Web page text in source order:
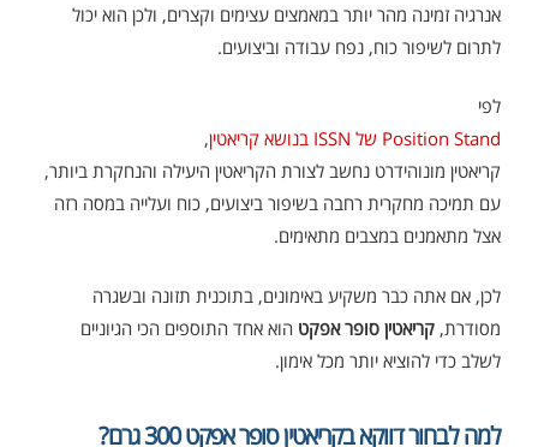
אנרגיה זמינה מהר יותר במאמצים עצימים וקצרים, ולכן הוא יכול
לתרום לשיפור כוח, נפח עבודה וביצועים.
לפי
Position Stand של ISSN בנושא קריאטין
,
קריאטין מונוהידרט נחשב לצורת הקריאטין היעילה והנחקרת ביותר,
עם תמיכה מחקרית רחבה בשיפור ביצועים, כוח ועלייה במסה רזה
אצל מתאמנים במצבים מתאימים.
לכן, אם אתה כבר משקיע באימונים, בתוכנית תזונה ובשגרה
מסודרת, קריאטין סופר אפקט הוא אחד התוספים הכי הגיוניים
לשלב כדי להוציא יותר מכל אימון.
למה לבחור דווקא בקריאטין סופר אפקט 300 גרם?